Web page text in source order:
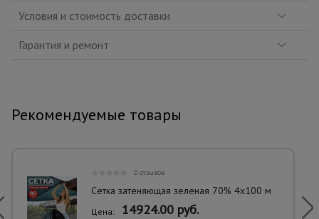
Условия и стоимость доставки
Гарантия и ремонт
Рекомендуемые товары
0 отзывов
Сетка затеняющая зеленая 70% 4х100 м
Цена: 14924.00 руб.